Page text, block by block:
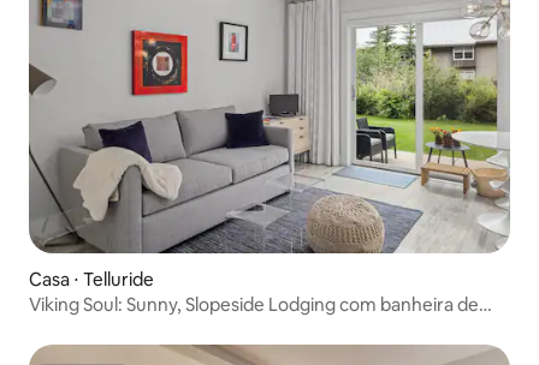
Casa ⋅ Telluride
Viking Soul: Sunny, Slopeside Lodging com banheira de